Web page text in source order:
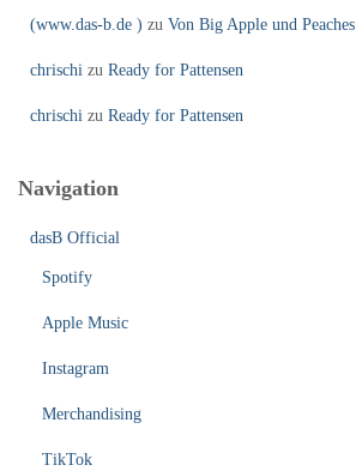
(www.das-b.de ) zu Von Big Apple und Peaches
chrischi zu Ready for Pattensen
chrischi zu Ready for Pattensen
Navigation
dasB Official
Spotify
Apple Music
Instagram
Merchandising
TikTok